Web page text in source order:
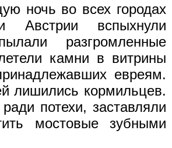
ночь во всех городах
Австрии вспыхнули
разгромленные
камни в витрины
евреям.
лишились кормильцев.
потехи, заставляли
мостовые зубными